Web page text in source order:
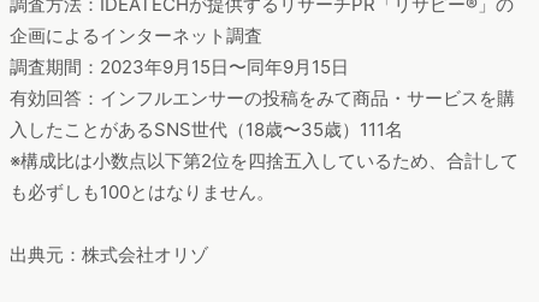
企画によるインターネット調査
調査期間：2023年9月15日〜同年9月15日
有効回答：インフルエンサーの投稿をみて商品・サービスを購
入したことがあるSNS世代（18歳〜35歳）111名
※構成比は小数点以下第2位を四捨五入しているため、合計して
も必ずしも100とはなりません。
出典元：株式会社オリゾ